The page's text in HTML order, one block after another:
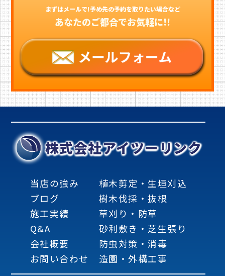
まずはメールで!予め先の予約を取りたい場合など
あなたのご都合でお気軽に!!
株式会社アイツーリンク
当店の強み
ブログ
施工実績
Q&A
会社概要
お問い合わせ
植木剪定・生垣刈込
樹木伐採・抜根
草刈り・防草
砂利敷き・芝生張り
防虫対策・消毒
造園・外構工事